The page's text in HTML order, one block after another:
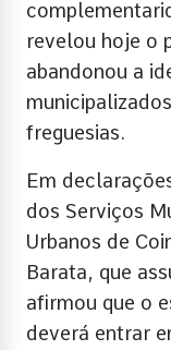
revelou hoje o
abandonou a
freguesias.
Em
dos Serviços
Urbanos de
Barata, que
afirmou que o
deverá entrar